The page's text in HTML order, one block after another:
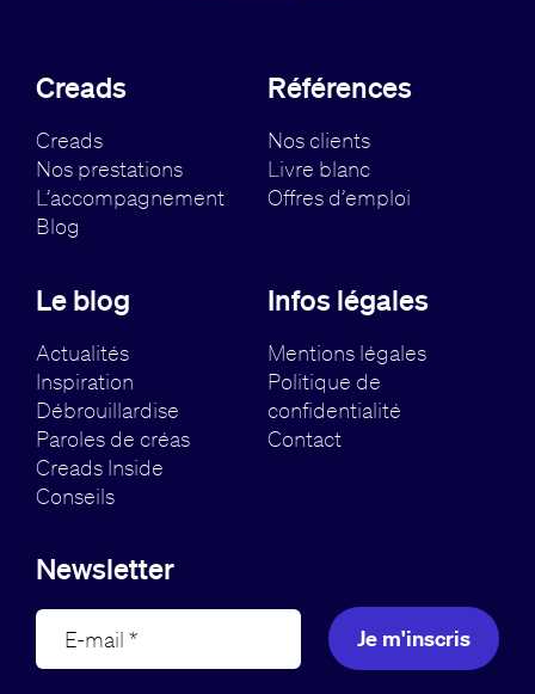
Creads
Creads
Nos prestations
L’accompagnement
Blog
Références
Nos clients
Livre blanc
Offres d’emploi
Le blog
Actualités
Inspiration
Débrouillardise
Paroles de créas
Creads Inside
Conseils
Infos légales
Mentions légales
Politique de
confidentialité
Contact
Newsletter
Je m'inscris